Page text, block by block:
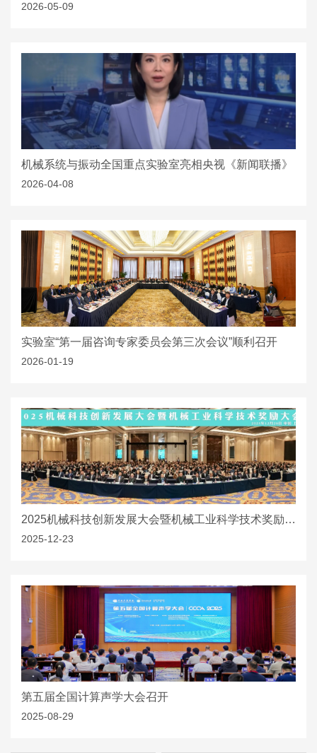
2026-05-09
机械系统与振动全国重点实验室亮相央视《新闻联播》
2026-04-08
实验室“第一届咨询专家委员会第三次会议”顺利召开
2026-01-19
2025机械科技创新发展大会暨机械工业科学技术奖励大会在沪召开
2025-12-23
第五届全国计算声学大会召开
2025-08-29